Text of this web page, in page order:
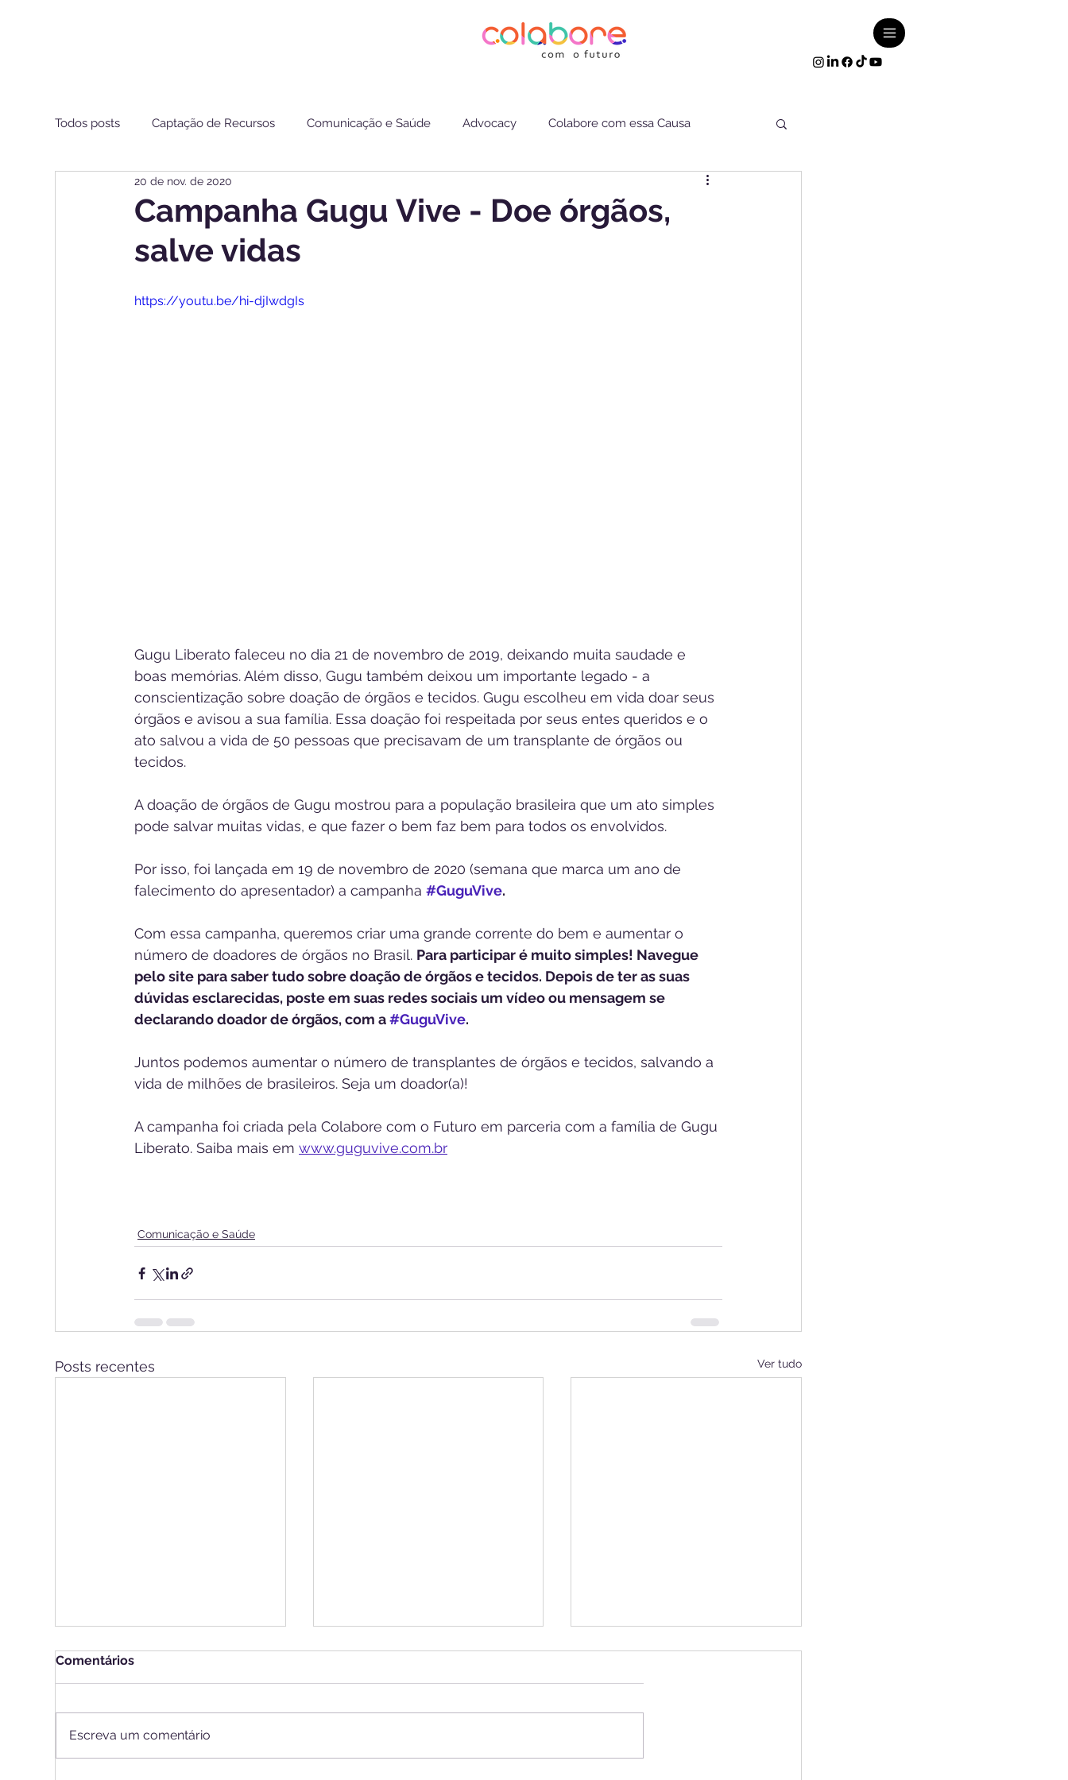
Todos posts Captação de Recursos Comunicação e Saúde Advocacy Colabore com essa Causa
Estamos de Olho ANS
Campanha Gugu Vive - Doe órgãos,
salve vidas
20 de nov. de 2020
https://youtu.be/hi-djIwdgIs
Gugu Liberato faleceu no dia 21 de novembro de 2019, deixando muita saudade e
boas memórias. Além disso, Gugu também deixou um importante legado - a
conscientização sobre doação de órgãos e tecidos. Gugu escolheu em vida doar seus
órgãos e avisou a sua família. Essa doação foi respeitada por seus entes queridos e o
ato salvou a vida de 50 pessoas que precisavam de um transplante de órgãos ou
tecidos.
A doação de órgãos de Gugu mostrou para a população brasileira que um ato simples
pode salvar muitas vidas, e que fazer o bem faz bem para todos os envolvidos.
Por isso, foi lançada em 19 de novembro de 2020 (semana que marca um ano de
falecimento do apresentador) a campanha #GuguVive.
Com essa campanha, queremos criar uma grande corrente do bem e aumentar o
número de doadores de órgãos no Brasil. Para participar é muito simples! Navegue
pelo site para saber tudo sobre doação de órgãos e tecidos. Depois de ter as suas
dúvidas esclarecidas, poste em suas redes sociais um vídeo ou mensagem se
declarando doador de órgãos, com a #GuguVive.
Juntos podemos aumentar o número de transplantes de órgãos e tecidos, salvando a
vida de milhões de brasileiros. Seja um doador(a)!
A campanha foi criada pela Colabore com o Futuro em parceria com a família de Gugu
Liberato. Saiba mais em www.guguvive.com.br
Comunicação e Saúde
Posts recentes Ver tudo
Comentários
Escreva um comentário